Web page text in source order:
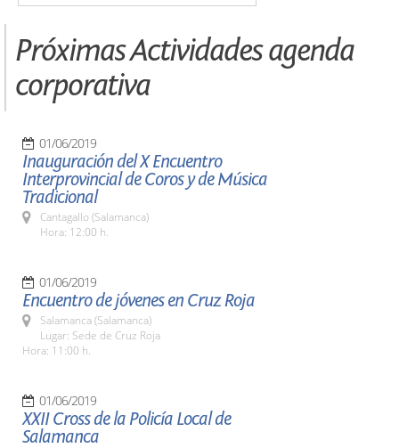
Próximas Actividades agenda
corporativa
01/06/2019
Inauguración del X Encuentro
Interprovincial de Coros y de Música
Tradicional
Cantagallo (Salamanca)
Hora: 12:00 h.
01/06/2019
Encuentro de jóvenes en Cruz Roja
Salamanca (Salamanca)
Lugar: Sede de Cruz Roja
Hora: 11:00 h.
01/06/2019
XXII Cross de la Policía Local de
Salamanca